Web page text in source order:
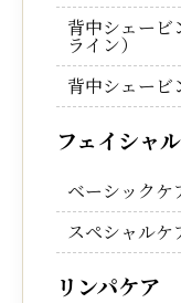
背中シェービ
ライン）
背中シェービ
フェイシャ
ベーシックケ
スペシャルケ
リンパケア